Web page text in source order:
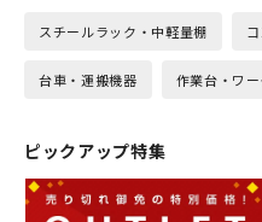
スチールラック・中軽量棚
台車・運搬機器 作業台・ワ
ピックアップ特集